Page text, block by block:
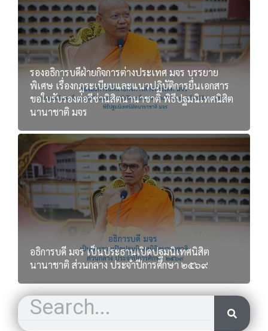
รองอธิการบดีฝ่ายกิจการต่างประเทศ มจร บรรยาย
พิเศษ เรื่องกฎระเบียบและแนวปฏิบัติการยื่นเอกสาร
ขอใบรับรองต่อวีซ่านิสิตนานาชาติ พิธีปฐมนิเทศนิสิต
นานาชาติ มจร
อธิการบดี มจร เป็นประธานเปิดปฐมนิเทศนิสิต
นานาชาติ ส่วนกลาง ประจำปีการศึกษา ๒๕๖๙
S
a
S
e
a